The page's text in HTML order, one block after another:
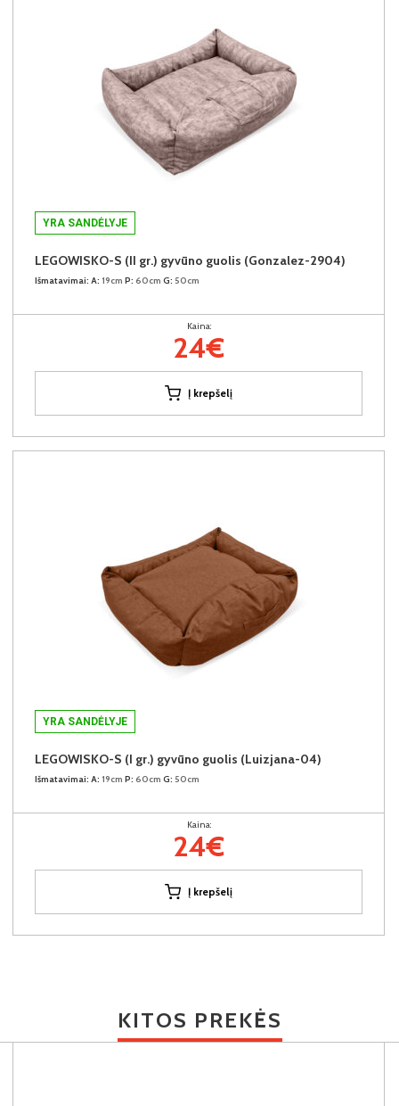
YRA SANDĖLYJE
LEGOWISKO-S (II gr.) gyvūno guolis (Gonzalez-2904)
Išmatavimai: A: 19cm P: 60cm G: 50cm
Kaina:
24€
Į krepšelį
YRA SANDĖLYJE
LEGOWISKO-S (I gr.) gyvūno guolis (Luizjana-04)
Išmatavimai: A: 19cm P: 60cm G: 50cm
Kaina:
24€
Į krepšelį
KITOS PREKĖS